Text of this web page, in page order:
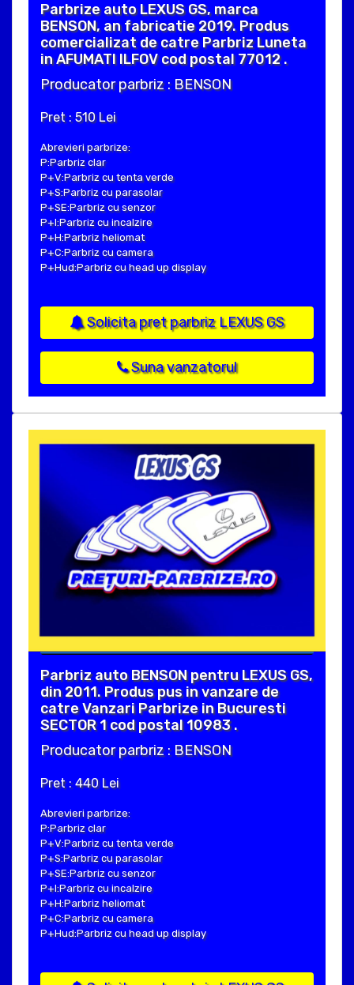
Parbrize auto LEXUS GS, marca
BENSON, an fabricatie 2019. Produs
comercializat de catre Parbriz Luneta
in AFUMATI ILFOV cod postal 77012 .
Producator parbriz : BENSON
Pret : 510 Lei
Abrevieri parbrize:
P:Parbriz clar
P+V:Parbriz cu tenta verde
P+S:Parbriz cu parasolar
P+SE:Parbriz cu senzor
P+I:Parbriz cu incalzire
P+H:Parbriz heliomat
P+C:Parbriz cu camera
P+Hud:Parbriz cu head up display
Solicita pret parbriz LEXUS GS
Suna vanzatorul
Parbriz auto BENSON pentru LEXUS GS,
din 2011. Produs pus in vanzare de
catre Vanzari Parbrize in Bucuresti
SECTOR 1 cod postal 10983 .
Producator parbriz : BENSON
Pret : 440 Lei
Abrevieri parbrize:
P:Parbriz clar
P+V:Parbriz cu tenta verde
P+S:Parbriz cu parasolar
P+SE:Parbriz cu senzor
P+I:Parbriz cu incalzire
P+H:Parbriz heliomat
P+C:Parbriz cu camera
P+Hud:Parbriz cu head up display